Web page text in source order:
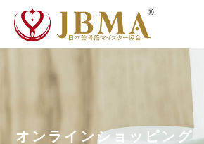
オンラインショッピング